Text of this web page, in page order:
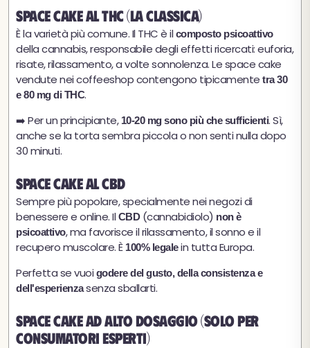
Space cake al THC (la classica)
È la varietà più comune. Il THC è il composto psicoattivo
della cannabis, responsabile degli effetti ricercati: euforia,
risate, rilassamento, a volte sonnolenza. Le space cake
vendute nei coffeeshop contengono tipicamente tra 30
e 80 mg di THC.
➡️ Per un principiante, 10-20 mg sono più che sufficienti. Sì,
anche se la torta sembra piccola o non senti nulla dopo
30 minuti.
Space cake al CBD
Sempre più popolare, specialmente nei negozi di
benessere e online. Il CBD(cannabidiolo) non è
psicoattivo, ma favorisce il rilassamento, il sonno e il
recupero muscolare. È 100% legalein tutta Europa.
Perfetta se vuoi godere del gusto, della consistenza e
dell'esperienzasenza sballarti.
Space cake ad alto dosaggio (solo per
consumatori esperti)